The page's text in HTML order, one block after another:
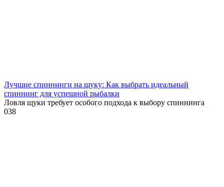
Лучшие спиннинги на щуку: Как выбрать идеальный
спиннинг для успешной рыбалки
Ловля щуки требует особого подхода к выбору спиннинга
038